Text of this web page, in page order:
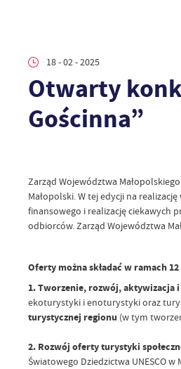
18 - 02 - 2025
Otwarty
Gościnna”
Zarząd Województwa
Małopolski. W tej edycji na
finansowego i realizację ciekawych
odbiorców. Zarząd Województwa
Oferty można składać w ramach
1. Tworzenie, rozwój,
ekoturystyki i enoturystyki oraz
turystycznej regionu (w tym
2. Rozwój oferty turystyki
Światowego Dziedzictwa UNESCO